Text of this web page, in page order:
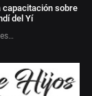
capacitación sobre
del Yí